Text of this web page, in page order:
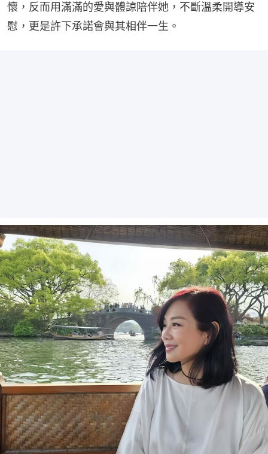
懷，反而用滿滿的愛與體諒陪伴她，不斷溫柔開導安
慰，更是許下承諾會與其相伴一生。